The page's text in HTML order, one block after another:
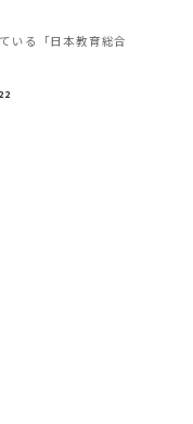
いる「日本教育総合